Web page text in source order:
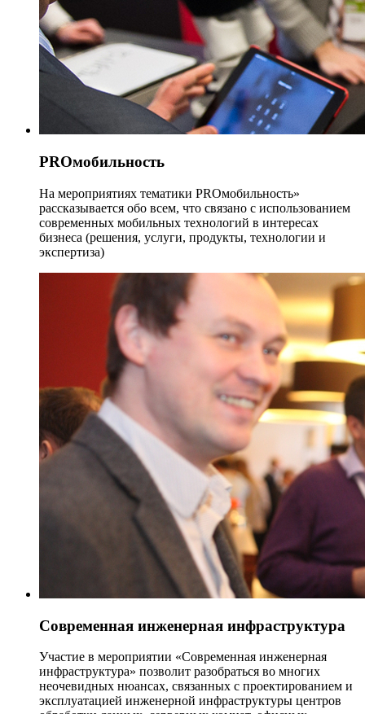
PROмобильность
На мероприятиях тематики PROмобильность»
рассказывается обо всем, что связано с использованием
современных мобильных технологий в интересах
бизнеса (решения, услуги, продукты, технологии и
экспертиза)
Современная инженерная инфраструктура
Участие в мероприятии «Современная инженерная
инфраструктура» позволит разобраться во многих
неочевидных нюансах, связанных с проектированием и
эксплуатацией инженерной инфраструктуры центров